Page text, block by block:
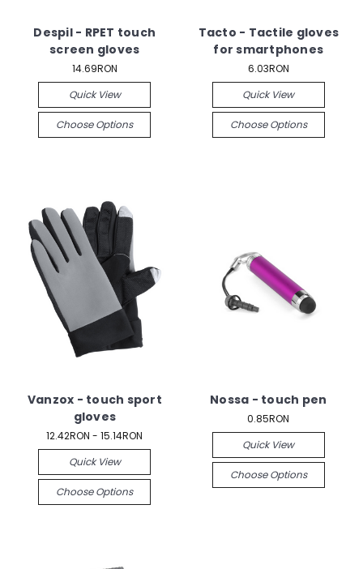
Despil - RPET touch
screen gloves
14.69RON
Quick View
Choose Options
Tacto - Tactile gloves
for smartphones
6.03RON
Quick View
Choose Options
Vanzox - touch sport
gloves
12.42RON - 15.14RON
Quick View
Choose Options
Nossa - touch pen
0.85RON
Quick View
Choose Options